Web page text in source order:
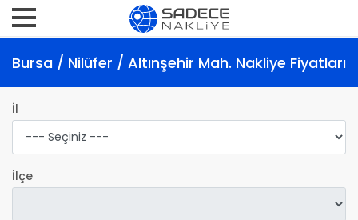
Bursa / Nilüfer / Altınşehir Mah. Nakliye Fiyatları
İl
İlçe